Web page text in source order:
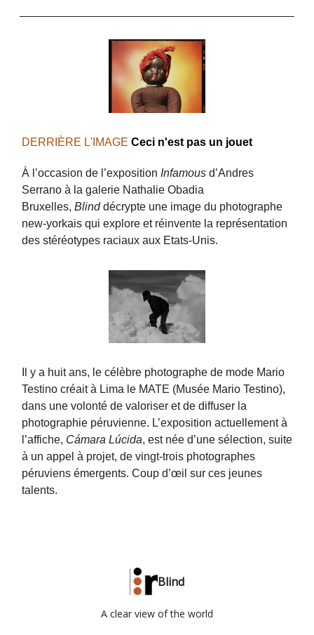
DERRIÈRE L'IMAGE Ceci n'est pas un jouet
À l’occasion de l’exposition Infamous d’Andres
Serrano à la galerie Nathalie Obadia
Bruxelles, Blinddécrypte une image du photographe
new-yorkais qui explore et réinvente la représentation
des stéréotypes raciaux aux Etats-Unis.
Il y a huit ans, le célèbre photographe de mode Mario
Testino créait à Lima le MATE (Musée Mario Testino),
dans une volonté de valoriser et de diffuser la
photographie péruvienne. L’exposition actuellement à
l’affiche, Cámara Lúcida, est née d’une sélection, suite
à un appel à projet, de vingt-trois photographes
péruviens émergents. Coup d’œil sur ces jeunes
talents.
Blind
A clear view of the world